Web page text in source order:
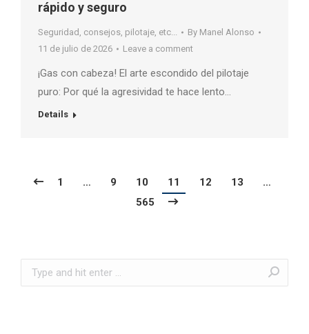
rápido y seguro
Seguridad, consejos, pilotaje, etc... By Manel Alonso
11 de julio de 2026
Leave a comment
¡Gas con cabeza! El arte escondido del pilotaje
puro: Por qué la agresividad te hace lento…
Details
1 … 9 10 11 12 13
…
565
Search: